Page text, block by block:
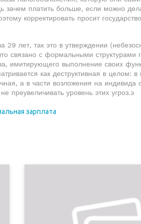
зачем платить больше, если можно
корректировать просит
29 лет, так это в утверждении
связано с формальными структурами
имитирующего выполнение своих
как деструктивная в целом: в
а в части возложения на индивида
преувеличивать уровень этих угроз.э
зарплата